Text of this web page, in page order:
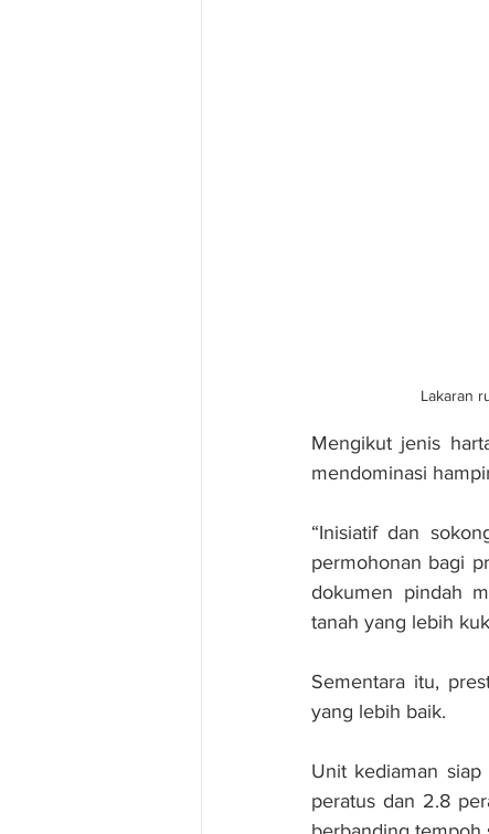
Lakaran
Mengikut jenis
mendominasi
“Inisiatif dan
permohonan bagi
dokumen pindah
tanah yang lebih
Sementara itu,
yang lebih baik.
Unit kediaman
peratus dan 2.8